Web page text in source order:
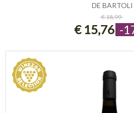
ESAURITO
DE BARTOLI
€ 18,99
€ 15,76 -